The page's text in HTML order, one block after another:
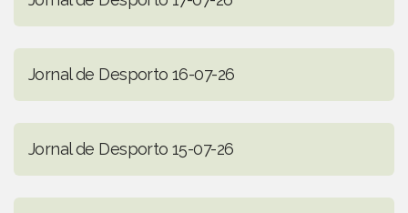
Jornal de Desporto 16-07-26
Jornal de Desporto 15-07-26